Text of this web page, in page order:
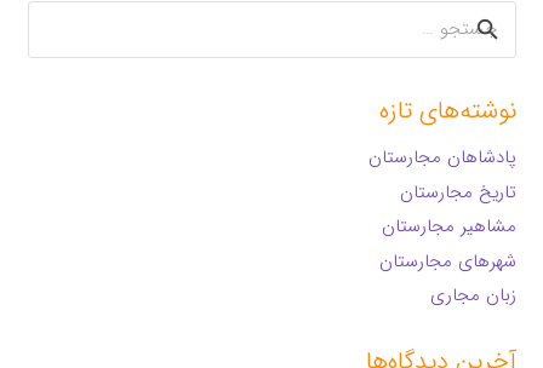
جستجو
برای:
نوشته‌های تازه
پادشاهان مجارستان
تاریخ مجارستان
مشاهیر مجارستان
شهرهای مجارستان
زبان مجاری